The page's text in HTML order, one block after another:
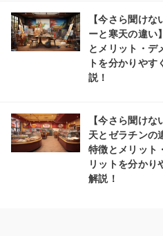
【今さら聞けな
ーと寒天の違い
とメリット・デ
トを分かりやす
説！
【今さら聞けな
天とゼラチンの
特徴とメリット
リットを分かり
解説！